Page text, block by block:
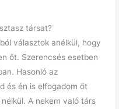
társat?
választok anélkül, hogy
őt. Szerencsés esetben
Hasonló az
és én is elfogadom őt
A nekem való társ